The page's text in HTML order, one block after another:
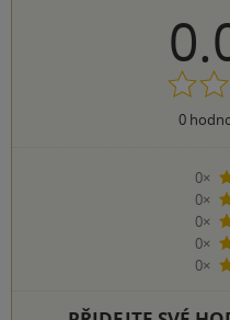
0
0×
0×
0×
0×
0×